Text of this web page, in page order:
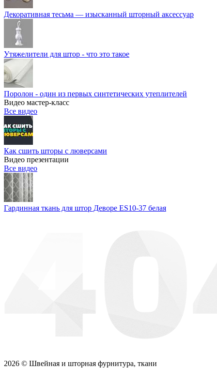
Декоративная тесьма — изысканный шторный аксессуар
Утяжелители для штор - что это такое
Поролон - один из первых синтетических утеплителей
Видео мастер-класс
Все видео
Как сшить шторы с люверсами
Видео презентации
Все видео
Гардинная ткань для штор Деворе ES10-37 белая
2026 © Швейная и шторная фурнитура, ткани